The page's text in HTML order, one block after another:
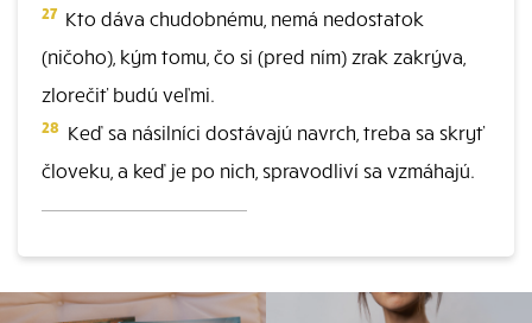
27 Kto dáva chudobnému, nemá nedostatok
(ničoho), kým tomu, čo si (pred ním) zrak zakrýva,
zlorečiť budú veľmi.
28 Keď sa násilníci dostávajú navrch, treba sa skryť
človeku, a keď je po nich, spravodliví sa vzmáhajú.